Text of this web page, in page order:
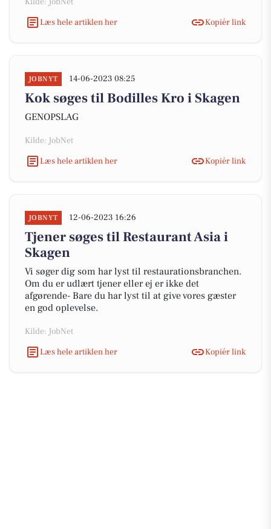
Læs hele artiklen her
Kopiér link
JOBNYT 14-06-2023 08:25
Kok søges til Bodilles Kro i Skagen
GENOPSLAG
Kilde: JobNet
Læs hele artiklen her
Kopiér link
JOBNYT 12-06-2023 16:26
Tjener søges til Restaurant Asia i
Skagen
Vi søger dig som har lyst til restaurationsbranchen.
Om du er udlært tjener eller ej er ikke det
afgørende- Bare du har lyst til at give vores gæster
en god oplevelse.
Kilde: JobNet
Læs hele artiklen her
Kopiér link